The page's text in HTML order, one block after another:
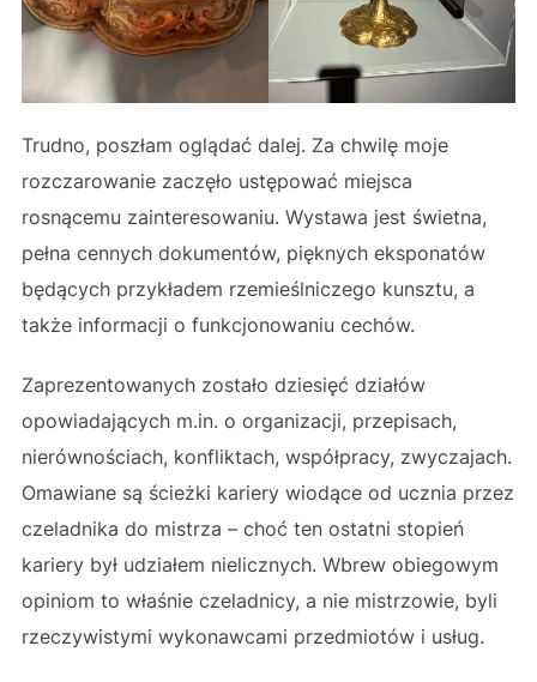
Trudno, poszłam oglądać dalej. Za chwilę moje
rozczarowanie zaczęło ustępować miejsca
rosnącemu zainteresowaniu. Wystawa jest świetna,
pełna cennych dokumentów, pięknych eksponatów
będących przykładem rzemieślniczego kunsztu, a
także informacji o funkcjonowaniu cechów.
Zaprezentowanych zostało dziesięć działów
opowiadających m.in. o organizacji, przepisach,
nierównościach, konfliktach, współpracy, zwyczajach.
Omawiane są ścieżki kariery wiodące od ucznia przez
czeladnika do mistrza – choć ten ostatni stopień
kariery był udziałem nielicznych. Wbrew obiegowym
opiniom to właśnie czeladnicy, a nie mistrzowie, byli
rzeczywistymi wykonawcami przedmiotów i usług.